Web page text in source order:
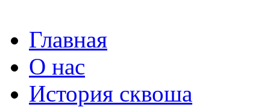
Главная
О нас
История сквоша